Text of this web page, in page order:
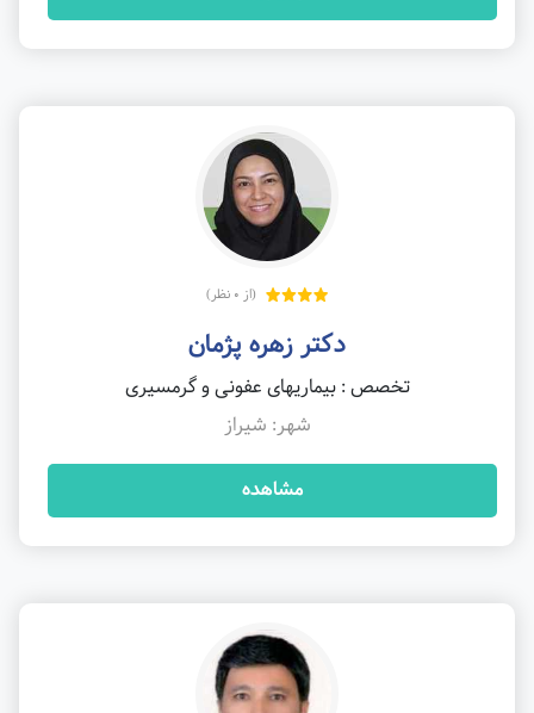
(از 0 نظر)
دکتر زهره پژمان
تخصص : بیماریهای عفونی و گرمسیری
شهر: شیراز
مشاهده